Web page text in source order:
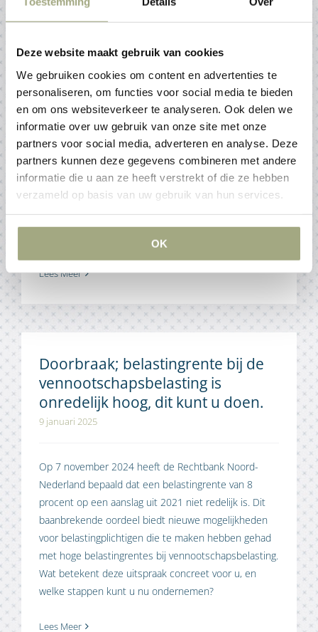
Deze website maakt gebruik van cookies
We gebruiken cookies om content en advertenties te
personaliseren, om functies voor social media te bieden
en om ons websiteverkeer te analyseren. Ook delen we
informatie over uw gebruik van onze site met onze
partners voor social media, adverteren en analyse. Deze
partners kunnen deze gegevens combineren met andere
informatie die u aan ze heeft verstrekt of die ze hebben
verzameld op basis van uw gebruik van hun services.
OK
Artikelen
Nieuwe regeling btw-suppleties
van toepassing per 1 januari 2025
24 januari 2025
Vanaf 1 januari 2025 geldt een nieuwe verplichting
met betrekking tot de btw-suppleties: wanneer wordt
geconstateerd dat te weinig btw is aangegeven en
voldaan, moet dit binnen acht weken worden
Lees Meer
Doorbraak; belastingrente bij de
vennootschapsbelasting is
onredelijk hoog, dit kunt u doen.
9 januari 2025
Op 7 november 2024 heeft de Rechtbank Noord-
Nederland bepaald dat een belastingrente van 8
procent op een aanslag uit 2021 niet redelijk is. Dit
baanbrekende oordeel biedt nieuwe mogelijkheden
voor belastingplichtigen die te maken hebben gehad
met hoge belastingrentes bij vennootschapsbelasting.
Wat betekent deze uitspraak concreet voor u, en
welke stappen kunt u nu ondernemen?
Lees Meer